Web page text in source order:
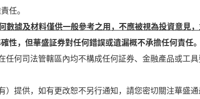
任。
據及材料僅供一般參考之用，不應被視為投資意見
性，但華盛証券對任何錯誤或遺漏概不承擔任何責任。
何司法管轄區內均不構成任何証券、金融產品或工具
提供，如有更改恕不另行通知，請您密切關注華盛通